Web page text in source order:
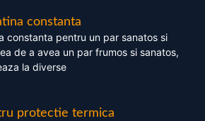
constanta
constanta pentru un par sanatos si
de a avea un par frumos si sanatos,
la diverse
protectie termica